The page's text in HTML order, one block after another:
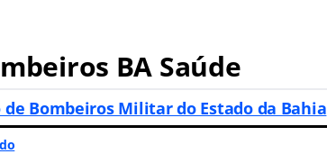
BA Saúde
de Bombeiros Militar do Estado da Bahia